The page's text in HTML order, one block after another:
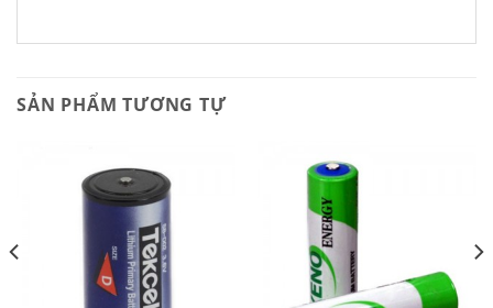
SẢN PHẨM TƯƠNG TỰ